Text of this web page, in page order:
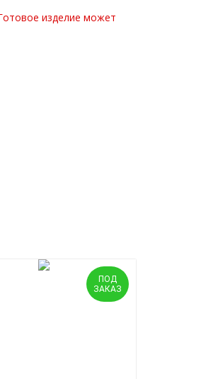
изделие может
ПОД
ЗАКАЗ